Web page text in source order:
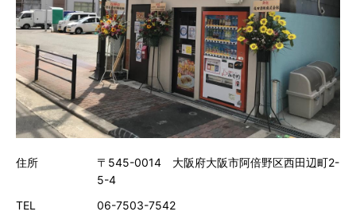
住所
〒545-0014 大阪府大阪市阿倍野区西田辺町2-
5-4
TEL
06-7503-7542